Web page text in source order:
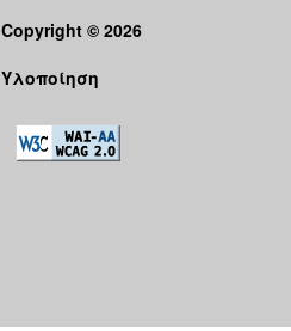
Copyright © 2026
Υλοποίηση